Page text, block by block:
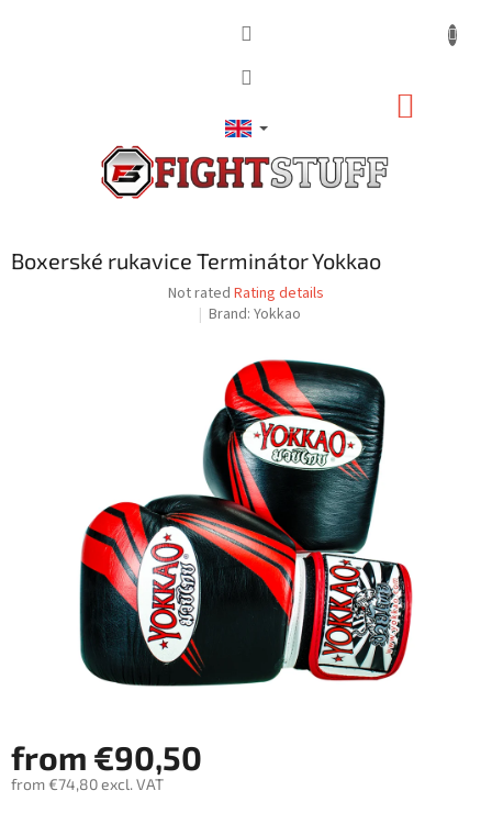
Boxerské rukavice Terminátor Yokkao
The
average
stars.
Not rated Rating details
Brand:Yokkao
from €90,50
from €74,80excl. VAT